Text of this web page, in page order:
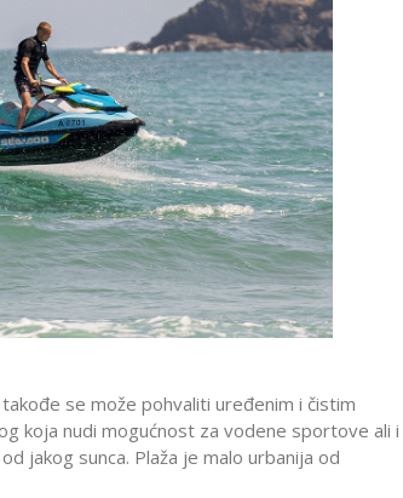
se može pohvaliti uređenim i čistim
koja nudi mogućnost za vodene sportove ali i
jakog sunca. Plaža je malo urbanija od